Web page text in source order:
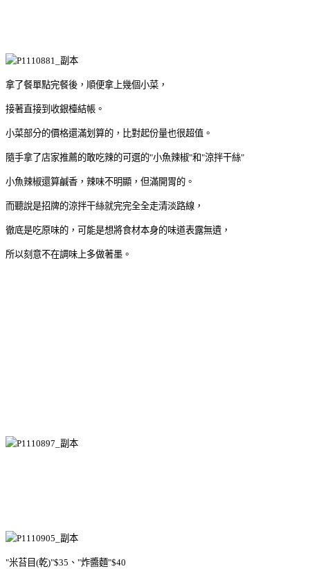
拿了餐單點完餐後，順便拿上幾個小菜，
接著直接到收銀檯結帳。
小菜部分的價格還滿划算的，比對起份量也很超值。
隨手拿了店家推薦的敢吃辣的可選的"小魚辣椒"和"涼拌干絲"
小魚辣椒還算鹹香，辣味不明顯，但滿開胃的。
而聽說是招牌的涼拌干絲就完完全全走清淡路線，
徹底是吃原味的，可能是想將食材本身的味道表露無遺，
所以刻意不在調味上多做著墨。
"米苔目(乾)"$35、"炸醬麵"$40